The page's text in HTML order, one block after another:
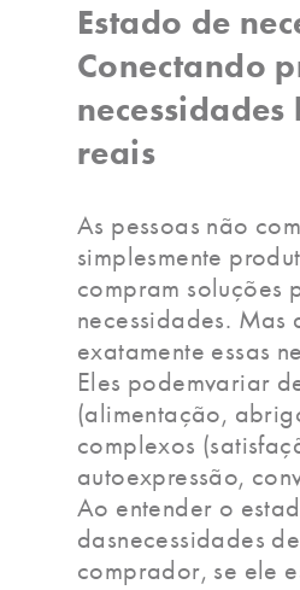
Estado de
Conectando
necessidades
reais
As pessoas não
simplesmente
compram soluções
necessidades. Mas
exatamente essas
Eles podemvariar
(alimentação,
complexos
autoexpressão,
Ao entender o
dasnecessidades
comprador, se ele